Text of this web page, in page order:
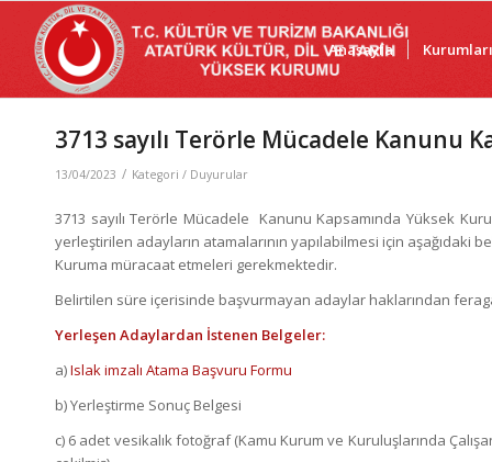
Anasayfa
3713 sayılı Terörle Mücadele Kanunu
13/04/2023 / Kategori / Duyurular
3713 sayılı Terörle Mücadele Kanunu Kapsamında Yüksek
yerleştirilen adayların atamalarının yapılabilmesi için
Kuruma müracaat etmeleri gerekmektedir.
Belirtilen süre içerisinde başvurmayan adaylar haklarından
Yerleşen Adaylardan İstenen Belgeler:
a)Islak imzalı Atama Başvuru Formu
b) Yerleştirme Sonuç Belgesi
c) 6 adet vesikalık fotoğraf (Kamu Kurum ve Kuruluşlarında